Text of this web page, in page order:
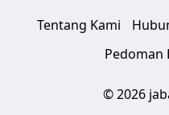
Tentang Kami
Pedoman
© 2026